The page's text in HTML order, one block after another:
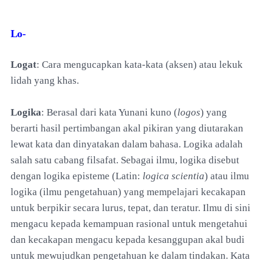
Lo-
Logat: Cara mengucapkan kata-kata (aksen) atau lekuk
lidah yang khas.
Logika: Berasal dari kata Yunani kuno (logos) yang
berarti hasil pertimbangan akal pikiran yang diutarakan
lewat kata dan dinyatakan dalam bahasa. Logika adalah
salah satu cabang filsafat. Sebagai ilmu, logika disebut
dengan logika episteme (Latin: logica scientia) atau ilmu
logika (ilmu pengetahuan) yang mempelajari kecakapan
untuk berpikir secara lurus, tepat, dan teratur. Ilmu di sini
mengacu kepada kemampuan rasional untuk mengetahui
dan kecakapan mengacu kepada kesanggupan akal budi
untuk mewujudkan pengetahuan ke dalam tindakan. Kata